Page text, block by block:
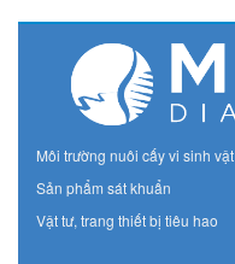
Môi trường nuôi cấy vi sinh vật
Sản phẩm sát khuẩn
Vật tư, trang thiết bị tiêu hao